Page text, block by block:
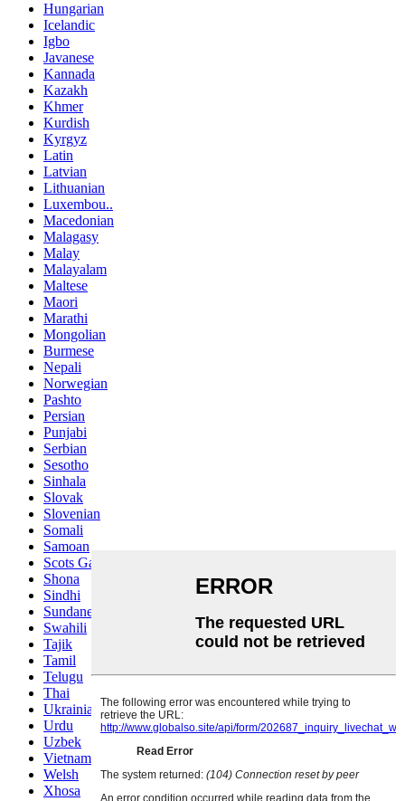
Hungarian
Icelandic
Igbo
Javanese
Kannada
Kazakh
Khmer
Kurdish
Kyrgyz
Latin
Latvian
Lithuanian
Luxembou..
Macedonian
Malagasy
Malay
Malayalam
Maltese
Maori
Marathi
Mongolian
Burmese
Nepali
Norwegian
Pashto
Persian
Punjabi
Serbian
Sesotho
Sinhala
Slovak
Slovenian
Somali
Samoan
Scots Gaelic
Shona
Sindhi
Sundanese
Swahili
Tajik
Tamil
Telugu
Thai
Ukrainian
Urdu
Uzbek
Vietnamese
Welsh
Xhosa